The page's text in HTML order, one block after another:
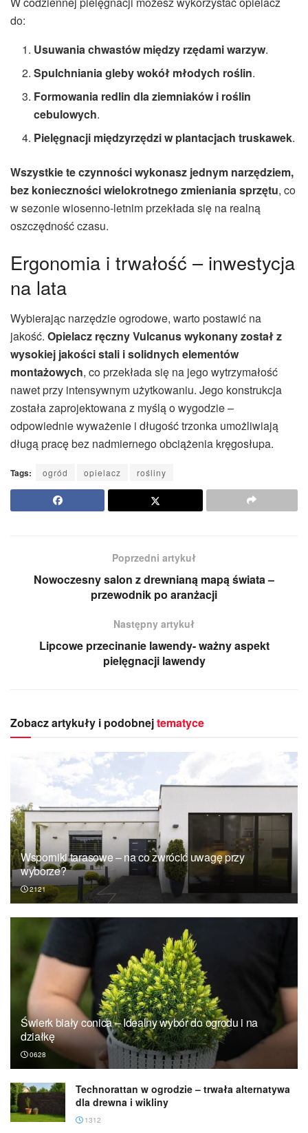
do:
Usuwania chwastów między rzędami warzyw.
Spulchniania gleby wokół młodych roślin.
Formowania redlin dla ziemniaków i roślin
cebulowych.
Pielęgnacji międzyrzędzi w plantacjach truskawek.
Wszystkie te czynności wykonasz jednym narzędziem,
bez konieczności wielokrotnego zmieniania sprzętu, co
w sezonie wiosenno-letnim przekłada się na realną
oszczędność czasu.
Ergonomia i trwałość – inwestycja
na lata
Wybierając narzędzie ogrodowe, warto postawić na
jakość. Opielacz ręczny Vulcanus wykonany został z
wysokiej jakości stali i solidnych elementów
montażowych, co przekłada się na jego wytrzymałość
nawet przy intensywnym użytkowaniu. Jego konstrukcja
została zaprojektowana z myślą o wygodzie –
odpowiednie wyważenie i długość trzonka umożliwiają
długą pracę bez nadmiernego obciążenia kręgosłupa.
Tags: ogród opielacz rośliny
Poprzedni artykuł
Nowoczesny salon z drewnianą mapą świata –
przewodnik po aranżacji
Następny artykuł
Lipcowe przecinanie lawendy- ważny aspekt
pielęgnacji lawendy
Zobacz artykuły i podobnejtematyce
Wsporniki tarasowe – na co zwrócić uwagę przy
wyborze?
2121
Świerk biały conica – Idealny wybór do ogrodu i na
działkę
0628
Technorattan w ogrodzie – trwała alternatywa
dla drewna i wikliny
1312